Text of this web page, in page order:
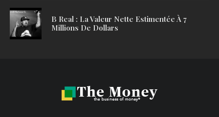
B Real : La Valeur Nette Estimentée À 7
Millions De Dollars